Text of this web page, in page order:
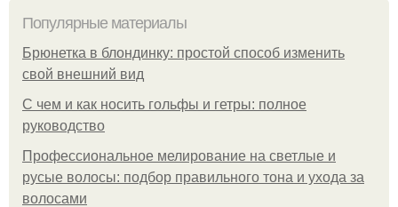
Популярные материалы
Брюнетка в блондинку: простой способ изменить
свой внешний вид
С чем и как носить гольфы и гетры: полное
руководство
Профессиональное мелирование на светлые и
русые волосы: подбор правильного тона и ухода за
волосами